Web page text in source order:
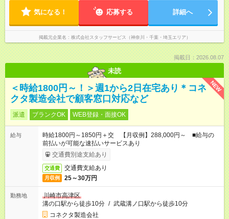
気になる！ 応募する 詳細へ
掲載元企業名 株式会社スタッフサービス（神奈川・千葉・埼玉エリア）
掲載日：2026.08.07
未読
NEW
＜時給1800円～！＞週1から2日在宅あり＊コネ
クタ製造会社で顧客窓口対応など
派遣 ブランクOK WEB登録・面接OK
給与
時給1800円～1850円＋交 【月収例】288,000円～ ■給与の
前払いが可能な速払いサービスあり
交通費別途支給あり
交通費 交通費支給あり
月収例 25～30万円
勤務地
川崎市高津区
溝の口駅から徒歩10分 / 武蔵溝ノ口駅から徒歩10分
コネクタ製造会社